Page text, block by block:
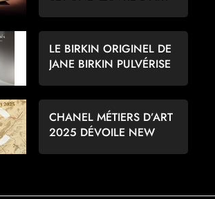
LE BIRKIN ORIGINEL DE
JANE BIRKIN PULVÉRISE
CHANEL MÉTIERS D’ART
2025 DÉVOILE NEW